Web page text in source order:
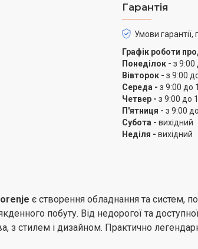
Гарантія
Умови
Графік роботи
Понеділок - з 9:00
Вівторок - з 9:00
Середа - з 9:00 до
Четвер - з 9:00 до
П'ятниця - з 9:00
Субота - вихідний
Неділя - вихідний
є створення обладнання та систем,
побуту. Від недорогої та
стилем і дизайном. Практично